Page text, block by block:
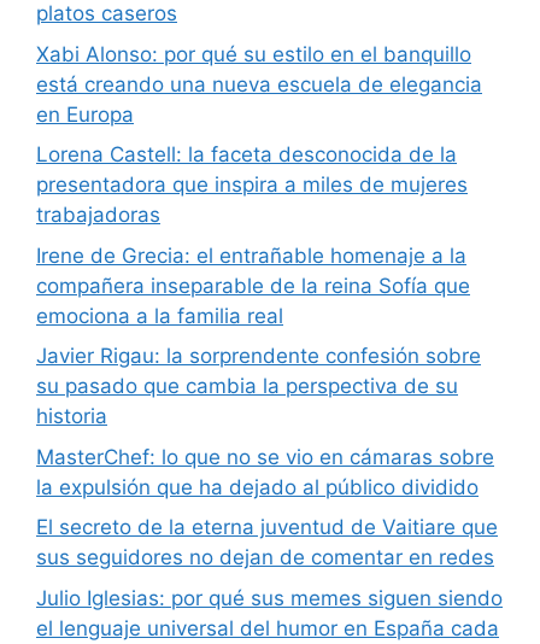
platos caseros
Xabi Alonso: por qué su estilo en el banquillo
está creando una nueva escuela de elegancia
en Europa
Lorena Castell: la faceta desconocida de la
presentadora que inspira a miles de mujeres
trabajadoras
Irene de Grecia: el entrañable homenaje a la
compañera inseparable de la reina Sofía que
emociona a la familia real
Javier Rigau: la sorprendente confesión sobre
su pasado que cambia la perspectiva de su
historia
MasterChef: lo que no se vio en cámaras sobre
la expulsión que ha dejado al público dividido
El secreto de la eterna juventud de Vaitiare que
sus seguidores no dejan de comentar en redes
Julio Iglesias: por qué sus memes siguen siendo
el lenguaje universal del humor en España cada